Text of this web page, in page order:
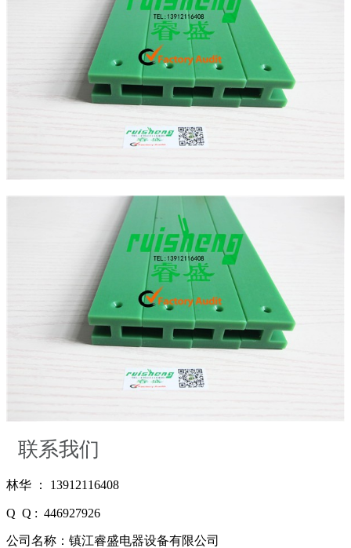
联系我们
林华 ： 13912116408
Q Q : 446927926
公司名称：镇江睿盛电器设备有限公司